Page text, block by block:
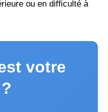
ou en difficulté à
votre